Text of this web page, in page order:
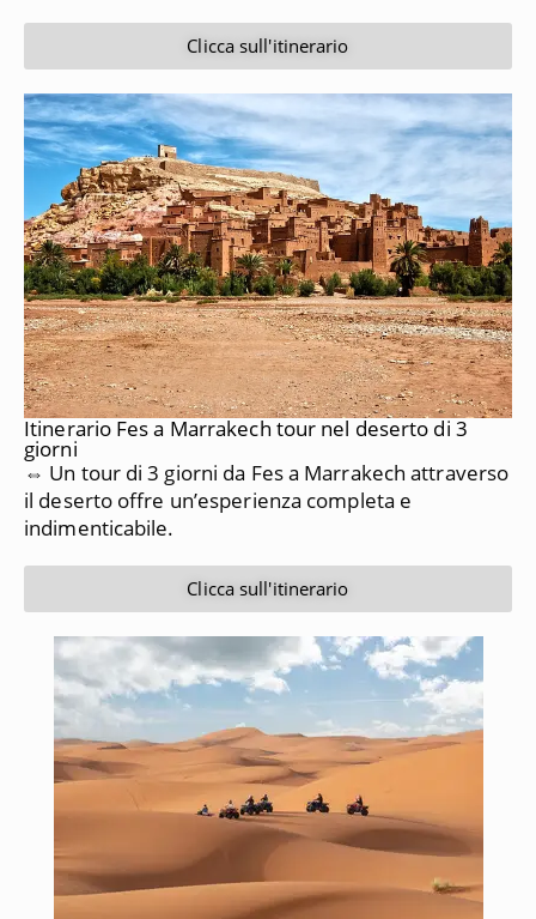
Clicca sull'itinerario
Itinerario Fes a Marrakech tour nel deserto di 3
giorni
⇔ Un tour di 3 giorni da Fes a Marrakech attraverso
il deserto offre un’esperienza completa e
indimenticabile.
Clicca sull'itinerario